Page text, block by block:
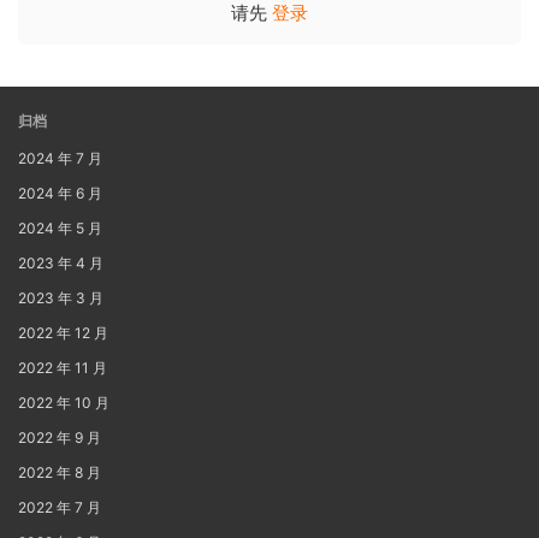
请先 登录
归档
2024 年 7 月
2024 年 6 月
2024 年 5 月
2023 年 4 月
2023 年 3 月
2022 年 12 月
2022 年 11 月
2022 年 10 月
2022 年 9 月
2022 年 8 月
2022 年 7 月